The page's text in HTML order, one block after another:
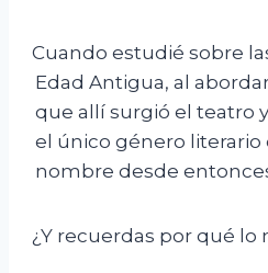
Cuando estudié sobre
Edad Antigua, al
que allí surgió el teatro
el único género literario
nombre desde
¿Y recuerdas por qué lo